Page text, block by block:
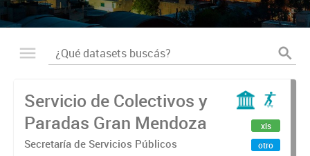
Servicio de Colectivos y
Paradas Gran Mendoza
Secretaría de Servicios Públicos
xls
otro